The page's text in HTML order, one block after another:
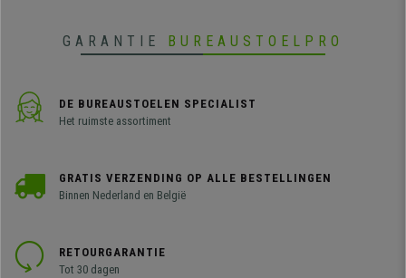
GARANTIE BUREAUSTOELPRO
DE BUREAUSTOELEN SPECIALIST
Het ruimste assortiment
GRATIS VERZENDING OP ALLE BESTELLINGEN
Binnen Nederland en België
RETOURGARANTIE
Tot 30 dagen